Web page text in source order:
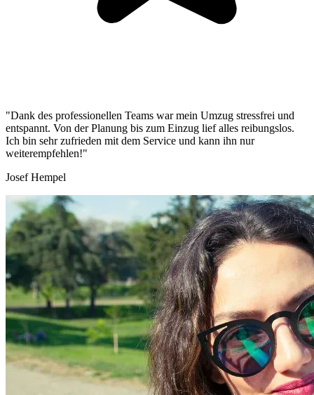
"Dank des professionellen Teams war mein Umzug stressfrei und
entspannt. Von der Planung bis zum Einzug lief alles reibungslos.
Ich bin sehr zufrieden mit dem Service und kann ihn nur
weiterempfehlen!"
Josef Hempel